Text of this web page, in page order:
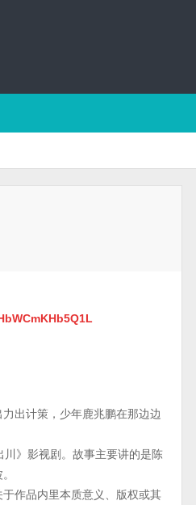
出计策，少年鹿兆鹏在那边边
》影视剧。故事主要讲的是陈
作品内里本质意义、版权或其